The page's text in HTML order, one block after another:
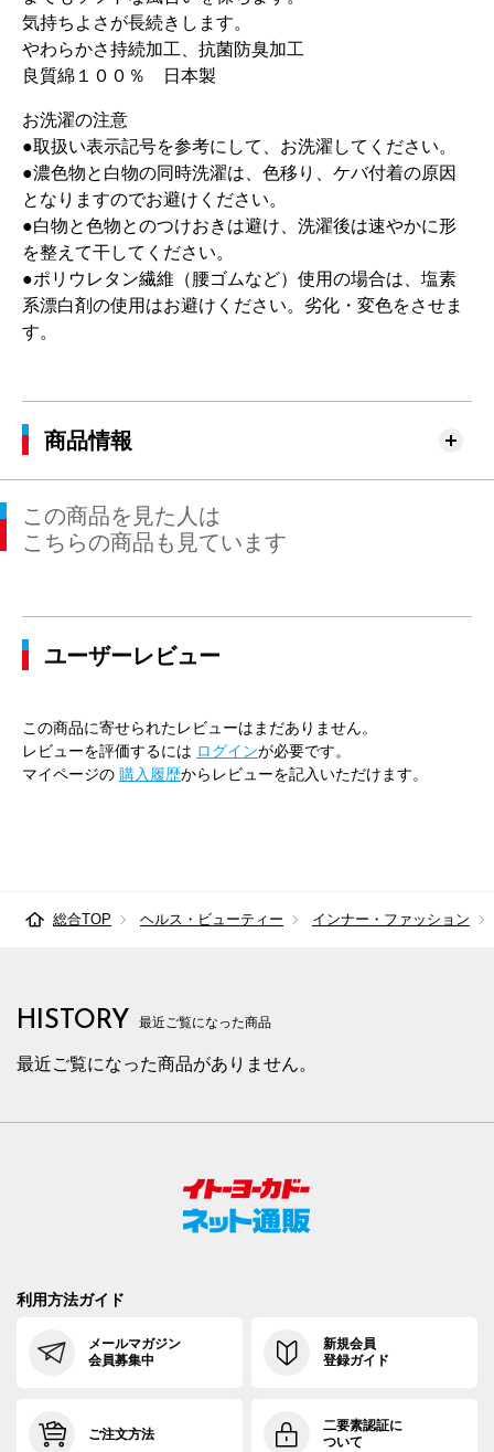
気持ちよさが長続きします。
やわらかさ持続加工、抗菌防臭加工
良質綿１００％ 日本製
お洗濯の注意
●取扱い表示記号を参考にして、お洗濯してください。
●濃色物と白物の同時洗濯は、色移り、ケバ付着の原因
となりますのでお避けください。
●白物と色物とのつけおきは避け、洗濯後は速やかに形
を整えて干してください。
●ポリウレタン繊維（腰ゴムなど）使用の場合は、塩素
系漂白剤の使用はお避けください。劣化・変色をさせま
す。
商品情報
この商品を見た人は
こちらの商品も見ています
ユーザーレビュー
この商品に寄せられたレビューはまだありません。
レビューを評価するには ログインが必要です。
マイページの 購入履歴からレビューを記入いただけます。
総合TOP ヘルス・ビューティー インナー・ファッション
HISTORY 最近ご覧になった商品
最近ご覧になった商品がありません。
利用方法ガイド
メールマガジン
会員募集中
新規会員
登録ガイド
ご注文方法
二要素認証に
ついて